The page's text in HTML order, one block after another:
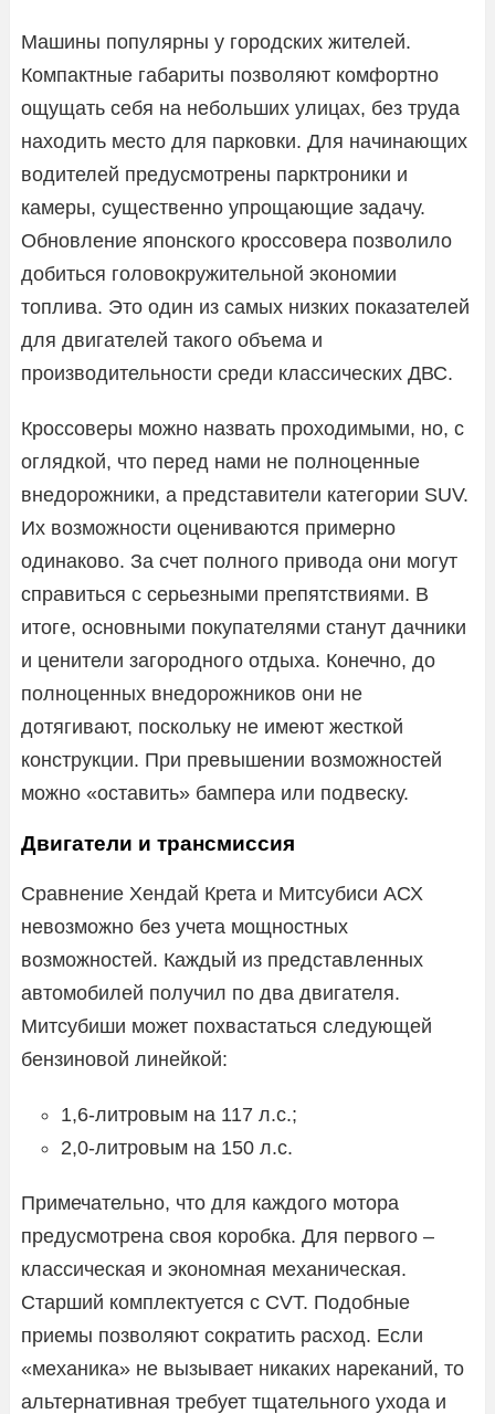
Машины популярны у городских жителей.
Компактные габариты позволяют комфортно
ощущать себя на небольших улицах, без труда
находить место для парковки. Для начинающих
водителей предусмотрены парктроники и
камеры, существенно упрощающие задачу.
Обновление японского кроссовера позволило
добиться головокружительной экономии
топлива. Это один из самых низких показателей
для двигателей такого объема и
производительности среди классических ДВС.
Кроссоверы можно назвать проходимыми, но, с
оглядкой, что перед нами не полноценные
внедорожники, а представители категории SUV.
Их возможности оцениваются примерно
одинаково. За счет полного привода они могут
справиться с серьезными препятствиями. В
итоге, основными покупателями станут дачники
и ценители загородного отдыха. Конечно, до
полноценных внедорожников они не
дотягивают, поскольку не имеют жесткой
конструкции. При превышении возможностей
можно «оставить» бампера или подвеску.
Двигатели и трансмиссия
Сравнение Хендай Крета и Митсубиси АСХ
невозможно без учета мощностных
возможностей. Каждый из представленных
автомобилей получил по два двигателя.
Митсубиши может похвастаться следующей
бензиновой линейкой:
1,6-литровым на 117 л.с.;
2,0-литровым на 150 л.с.
Примечательно, что для каждого мотора
предусмотрена своя коробка. Для первого –
классическая и экономная механическая.
Старший комплектуется с CVT. Подобные
приемы позволяют сократить расход. Если
«механика» не вызывает никаких нареканий, то
альтернативная требует тщательного ухода и